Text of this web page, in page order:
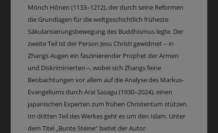
Mönch Hōnen (1133–1212), der durch seine Reformen
die Grundlagen für die weltgeschichtlich früheste
Säkularisierungsbewegung des Buddhismus legte. Der
zweite Teil ist der Person Jesu Christi gewidmet – in
Zhangs Augen ein faszinierender Prophet der Armen
und Diskriminierten –, wobei sich Zhangs feine
Beobachtungen vor allem auf die Analyse des Markus-
Evangeliums durch Arai Sasagu (1930–2024), einen
japanischen Experten zum frühen Christentum stützen.
Im dritten Teil des Werkes geht es um den Islam. Unter
dem Titel „Bunte Steine“ bietet der Autor